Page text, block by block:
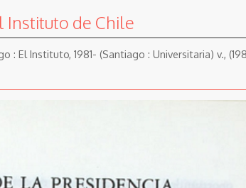
Instituto de Chile
El Instituto, 1981- (Santiago : Universitaria) v.,